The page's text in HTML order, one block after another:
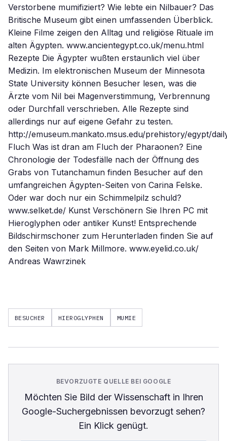
Verstorbene mumifiziert? Wie lebte ein Nilbauer? Das
Britische Museum gibt einen umfassenden Überblick.
Kleine Filme zeigen den Alltag und religiöse Rituale im
alten Ägypten. www.ancientegypt.co.uk/menu.html
Rezepte Die Ägypter wußten erstaunlich viel über
Medizin. Im elektronischen Museum der Minnesota
State University können Besucher lesen, was die
Ärzte vom Nil bei Magenverstimmung, Verbrennung
oder Durchfall verschrieben. Alle Rezepte sind
allerdings nur auf eigene Gefahr zu testen.
http://emuseum.mankato.msus.edu/prehistory/egypt/
Fluch Was ist dran am Fluch der Pharaonen? Eine
Chronologie der Todesfälle nach der Öffnung des
Grabs von Tutanchamun finden Besucher auf den
umfangreichen Ägypten-Seiten von Carina Felske.
Oder war doch nur ein Schimmelpilz schuld?
www.selket.de/ Kunst Verschönern Sie Ihren PC mit
Hieroglyphen oder antiker Kunst! Entsprechende
Bildschirmschoner zum Herunterladen finden Sie auf
den Seiten von Mark Millmore. www.eyelid.co.uk/
Andreas Wawrzinek
BESUCHER HIEROGLYPHEN MUMIE
BEVORZUGTE QUELLE BEI GOOGLE
Möchten Sie Bild der Wissenschaftin Ihren
Google-Suchergebnissen bevorzugt sehen?
Ein Klick genügt.